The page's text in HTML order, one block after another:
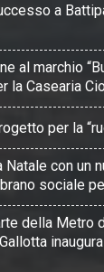
a
al marchio
la Casearia
per la
con un
sociale
della Metro